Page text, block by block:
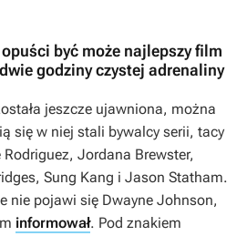
być może najlepszy film
godziny czystej adrenaliny
jeszcze ujawniona, można
się w niej stali bywalcy serii, tacy
Jordana Brewster,
Sung Kang i Jason Statham.
nie pojawi się Dwayne Johnson,
informował. Pod znakiem